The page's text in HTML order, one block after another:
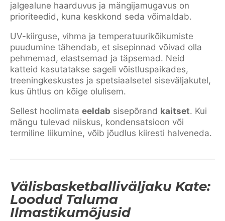
jalgealune haarduvus ja mängijamugavus on
prioriteedid, kuna keskkond seda võimaldab.
UV-kiirguse, vihma ja temperatuurikõikumiste
puudumine tähendab, et sisepinnad võivad olla
pehmemad, elastsemad ja täpsemad. Neid
katteid kasutatakse sageli võistluspaikades,
treeningkeskustes ja spetsiaalsetel siseväljakutel,
kus ühtlus on kõige olulisem.
Sellest hoolimata eeldab sisepõrand kaitset. Kui
mängu tulevad niiskus, kondensatsioon või
termiline liikumine, võib jõudlus kiiresti halveneda.
Välisbasketballiväljaku Kate:
Loodud Taluma
Ilmastikumõjusid